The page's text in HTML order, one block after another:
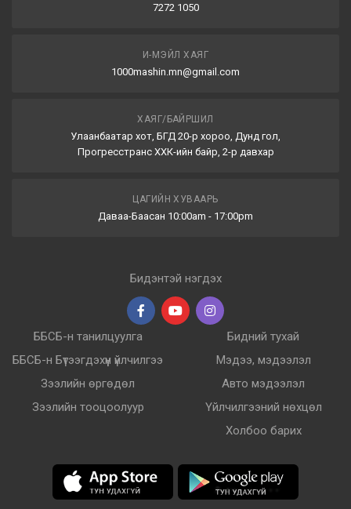
7272 1050
И-МЭЙЛ ХАЯГ
1000mashin.mn@gmail.com
ХАЯГ/БАЙРШИЛ
Улаанбаатар хот, БГД 20-р хороо, Дунд гол,
Прогресстранс ХХК-ийн байр, 2-р давхар
ЦАГИЙН ХУВААРЬ
Даваа-Баасан 10:00am - 17:00pm
Бидэнтэй нэгдэх
ББСБ-н танилцуулга
ББСБ-н Бүтээгдэхүүн үйлчилгээ
Зээлийн өргөдөл
Зээлийн тооцоолуур
Бидний тухай
Мэдээ, мэдээлэл
Авто мэдээлэл
Үйлчилгээний нөхцөл
Холбоо барих